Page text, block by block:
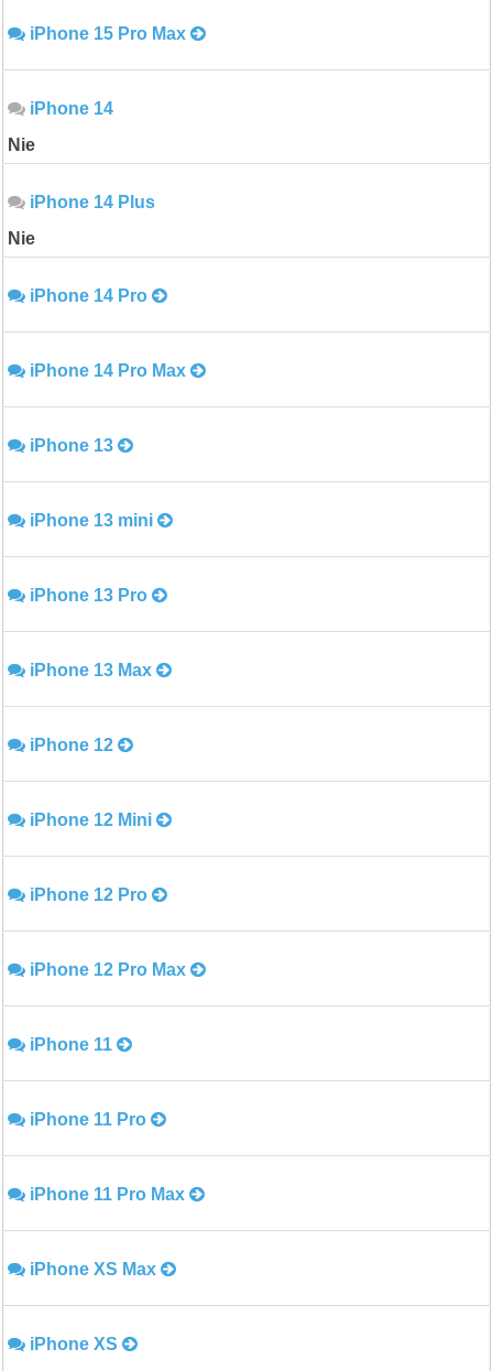
iPhone 15 Pro Max
iPhone 14
Nie
iPhone 14 Plus
Nie
iPhone 14 Pro
iPhone 14 Pro Max
iPhone 13
iPhone 13 mini
iPhone 13 Pro
iPhone 13 Max
iPhone 12
iPhone 12 Mini
iPhone 12 Pro
iPhone 12 Pro Max
iPhone 11
iPhone 11 Pro
iPhone 11 Pro Max
iPhone XS Max
iPhone XS